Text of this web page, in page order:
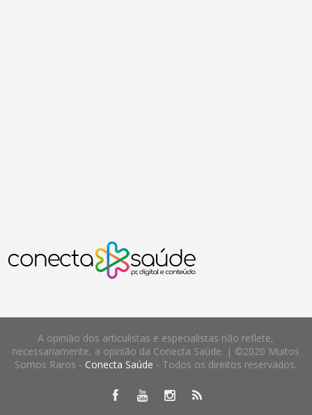
A opinião dos articulistas e especialistas não reflete,
necessariamente, a opinião da Conecta Saúde. | ©2020 Muitos
Somos Raros - Conecta Saúde - Todos os direitos reservados.